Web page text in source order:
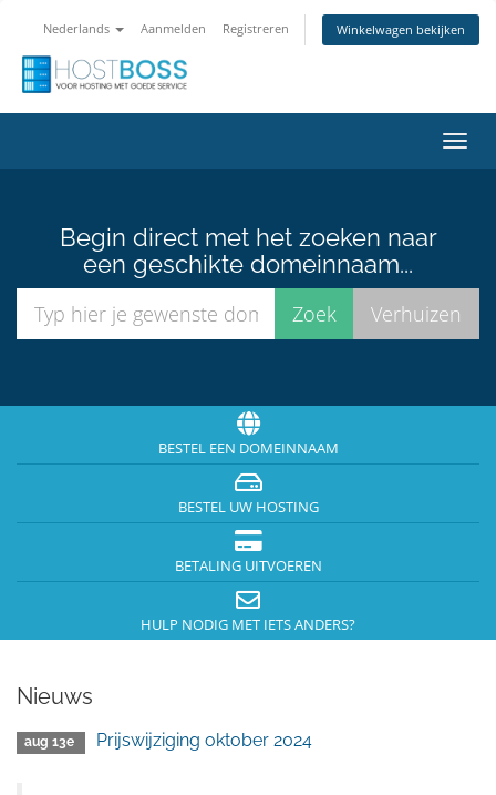
Nederlands Aanmelden Registreren Winkelwagen bekijken
in-/
Begin direct met het zoeken naar
een geschikte domeinnaam...
BESTEL EEN DOMEINNAAM
BESTEL UW HOSTING
BETALING UITVOEREN
HULP NODIG MET IETS ANDERS?
Nieuws
aug 13e Prijswijziging oktober 2024